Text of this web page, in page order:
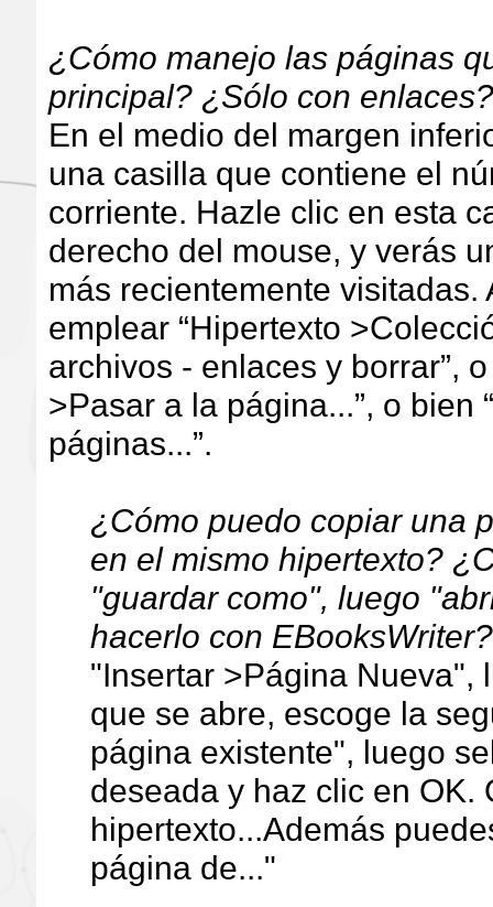
¿Cómo manejo las páginas
principal? ¿Sólo con
En el medio del margen
una casilla que contiene el
corriente. Hazle clic en esta
derecho del mouse, y verás
más recientemente visitadas.
emplear “Hipertexto
archivos - enlaces y borrar”,
>Pasar a la página...”, o bien
páginas...”.
¿Cómo puedo copiar una
en el mismo hipertexto?
"guardar como", luego
hacerlo con
"Insertar >Página Nueva",
que se abre, escoge la
página existente", luego
deseada y haz clic en OK.
hipertexto...Además
página de..."